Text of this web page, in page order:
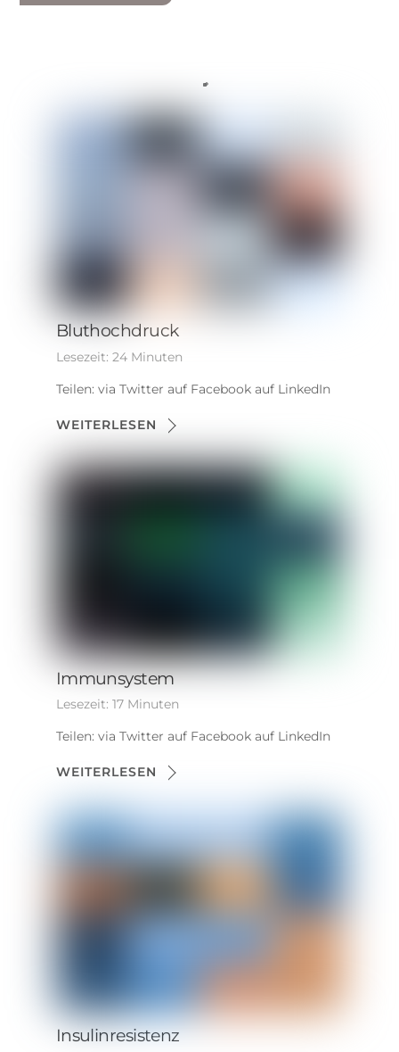
Bluthochdruck
Lesezeit: 24 Minuten
Teilen: via Twitter auf Facebook auf LinkedIn
WEITERLESEN
Immunsystem
Lesezeit: 17 Minuten
Teilen: via Twitter auf Facebook auf LinkedIn
WEITERLESEN
Insulinresistenz